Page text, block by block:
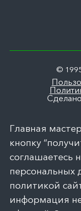
©
Главная
кнопку
соглашаетесь
персональных
политикой
информация